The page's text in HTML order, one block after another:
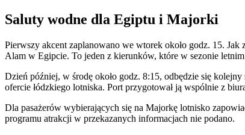
Saluty wodne dla Egiptu i Majorki
Pierwszy akcent zaplanowano we wtorek około godz. 15.
Alam w Egipcie. To jeden z kierunków, które w sezonie
Dzień później, w środę około godz. 8:15, odbędzie się
ofercie łódzkiego lotniska. Port przygotował ją wspólnie z
Dla pasażerów wybierających się na Majorkę lotnisko
programu atrakcji w przekazanych informacjach nie podano.